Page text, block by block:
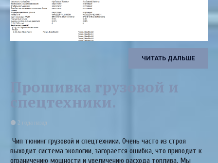
ЧИТАТЬ ДАЛЬШЕ
Прошивка грузовой и
спецтехники.
2 года назад
Чип тюнинг грузовой и спецтехники. Очень часто из строя
выходит система экологии, загорается ошибка, что приводит к
ограничению мощности и увеличению расхода топлива. Мы